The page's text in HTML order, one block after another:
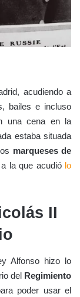
acudiendo a
bailes e incluso
una cena en la
estaba situada
marqueses de
la que acudió lo
II
Alfonso hizo lo
del Regimiento
poder usar el